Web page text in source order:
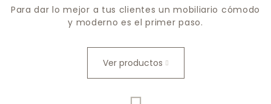
Para dar lo mejor a tus clientes un mobiliario cómodo
y moderno es el primer paso.
Ver productos